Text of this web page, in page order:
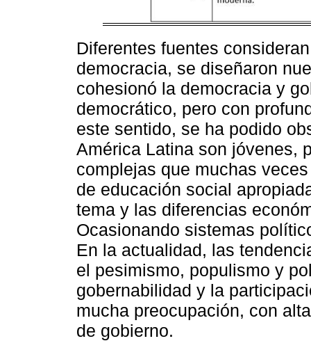
Diferentes fuentes
democracia, se diseñaron
cohesionó la democracia y
democrático, pero con
este sentido, se ha podido
América Latina son jóvenes,
complejas que muchas
de educación social
tema y las diferencias
Ocasionando sistemas
En la actualidad, las
el pesimismo, populismo y
gobernabilidad y la
mucha preocupación, con
de gobierno.